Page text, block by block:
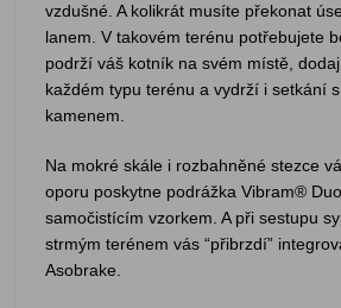
vzdušné. A kolikrát musíte překonat
lanem. V takovém terénu potřebujete
podrží váš kotník na svém místě,
každém typu terénu a vydrží i setkání
kamenem.
Na mokré skále i rozbahněné stezce
oporu poskytne podrážka Vibram®
samočistícím vzorkem. A při sestupu
strmým terénem vás “přibrzdí”
Asobrake.